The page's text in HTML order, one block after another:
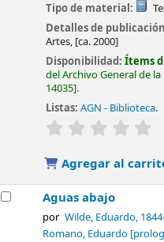
Tipo de material:
Detalles de
Artes, [ca. 2000]
Disponibilidad:Ítems
del Archivo General de la
14035 .
Listas: AGN - Biblioteca.
valoración
Agregar al
Aguas abajo
por Wilde, Eduardo,
Romano, Eduardo